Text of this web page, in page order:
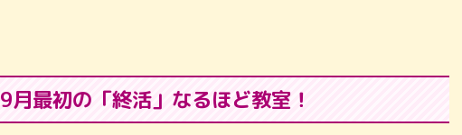
9月最初の「終活」なるほど教室！